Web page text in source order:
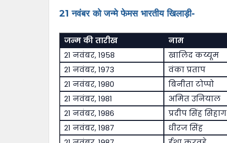
21 नवंबर को जन्मे फेमस भारतीय खिलाड़ी-
जन्म की तारीख नाम
21 नवंबर, 1958
खालिद कय्यूम
21 नवंबर, 1973
वंका प्रताप
21 नवंबर, 1980
बिनीता टोप्पो
21 नवंबर, 1981
अमित उनियाल
21 नवंबर, 1986
प्रदीप सिंह सिहाग
21 नवंबर, 1987
धीरज सिंह